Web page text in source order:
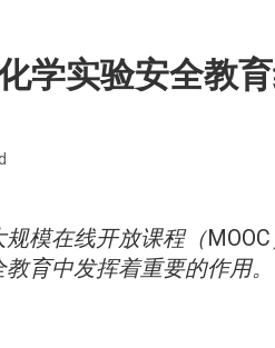
学实验安全教
模在线开放课程（MOOC
育中发挥着重要的作用。